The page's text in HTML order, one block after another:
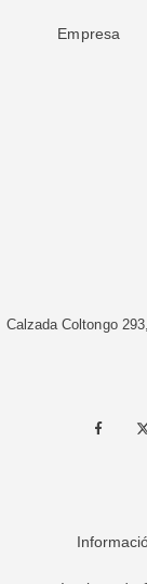
Empresa
Calzada Coltongo